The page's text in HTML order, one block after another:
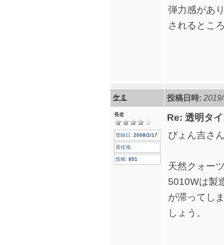
弾力感があ
されるとこ
ケミ 投稿日時:
長老
登録日: 2008/2/17
居住地:
投稿: 851
Re: 透明タ
ぴょん吉さ
天然クォー
5010Wは製
が滞ってし
しょう。